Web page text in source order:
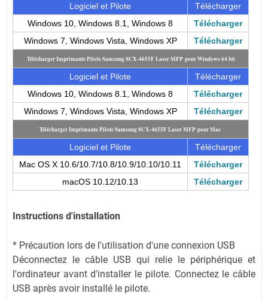
Logiciel et Pilote
Télécharger
Windows 10, Windows 8.1, Windows 8
Télécharger
Windows 7, Windows Vista, Windows XP
Télécharger
Télécharger Imprimante Pilote Samsung SCX-4655F Laser MFP pour Windows 64 bit
Logiciel et Pilote
Télécharger
Windows 10, Windows 8.1, Windows 8
Télécharger
Windows 7, Windows Vista, Windows XP
Télécharger
Télécharger Imprimante Pilote Samsung SCX-4655F Laser MFP pour Mac
Logiciel et Pilote
Télécharger
Mac OS X 10.6/10.7/10.8/10.9/10.10/10.11
Télécharger
macOS 10.12/10.13
Télécharger
Instructions d'installation
* Précaution lors de l'utilisation d'une connexion USB
Déconnectez le câble USB qui relie le périphérique et
l'ordinateur avant d'installer le pilote. Connectez le câble
USB après avoir installé le pilote.